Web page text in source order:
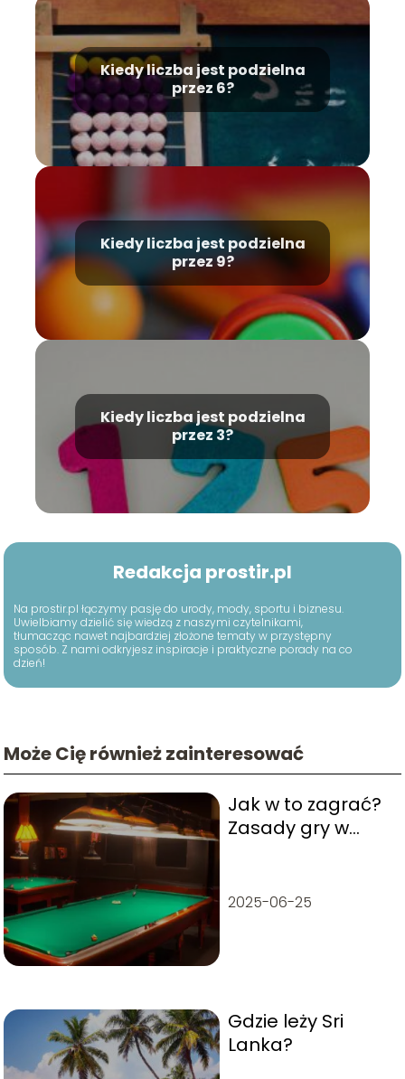
Kiedy liczba jest podzielna
przez 6?
Kiedy liczba jest podzielna
przez 9?
Kiedy liczba jest podzielna
przez 3?
Redakcja prostir.pl
Na prostir.pl łączymy pasję do urody, mody, sportu i biznesu.
Uwielbiamy dzielić się wiedzą z naszymi czytelnikami,
tłumacząc nawet najbardziej złożone tematy w przystępny
sposób. Z nami odkryjesz inspiracje i praktyczne porady na co
dzień!
Może Cię również zainteresować
Jak w to zagrać?
Zasady gry w
2025-06-25
Gdzie leży Sri
Lanka?